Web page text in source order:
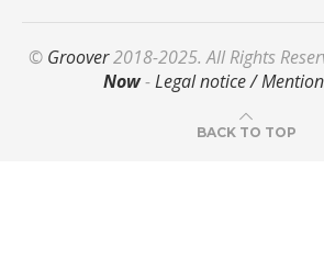
© Groover2018-2025. All Rights
Now-Legal notice /
BACK TO TOP